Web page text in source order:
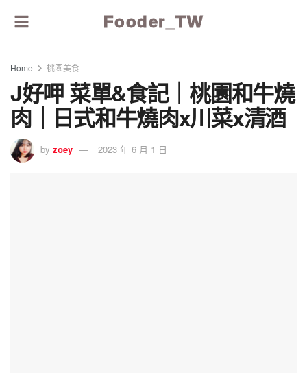
Fooder_TW
Home 桃園美食
J好呷 菜單&食記｜桃園和牛燒
肉｜日式和牛燒肉x川菜x清酒
by zoey 2023 年 6 月 1 日